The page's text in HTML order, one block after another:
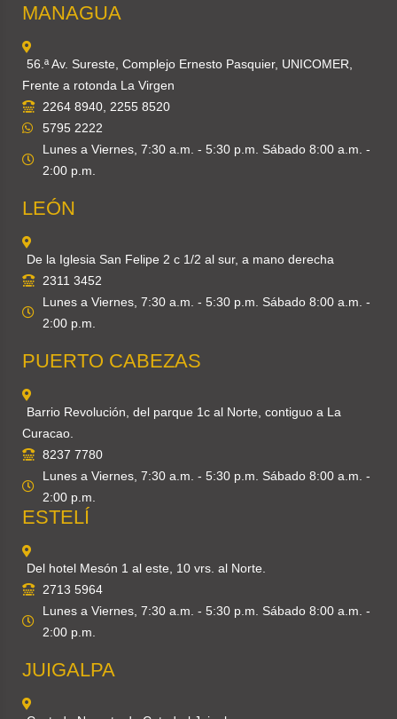
MANAGUA
56.ª Av. Sureste, Complejo Ernesto Pasquier, UNICOMER,
Frente a rotonda La Virgen
2264 8940, 2255 8520
5795 2222
Lunes a Viernes, 7:30 a.m. - 5:30 p.m. Sábado 8:00 a.m. -
2:00 p.m.
LEÓN
De la Iglesia San Felipe 2 c 1/2 al sur, a mano derecha
2311 3452
Lunes a Viernes, 7:30 a.m. - 5:30 p.m. Sábado 8:00 a.m. -
2:00 p.m.
PUERTO CABEZAS
Barrio Revolución, del parque 1c al Norte, contiguo a La
Curacao.
8237 7780
Lunes a Viernes, 7:30 a.m. - 5:30 p.m. Sábado 8:00 a.m. -
2:00 p.m.
ESTELÍ
Del hotel Mesón 1 al este, 10 vrs. al Norte.
2713 5964
Lunes a Viernes, 7:30 a.m. - 5:30 p.m. Sábado 8:00 a.m. -
2:00 p.m.
JUIGALPA